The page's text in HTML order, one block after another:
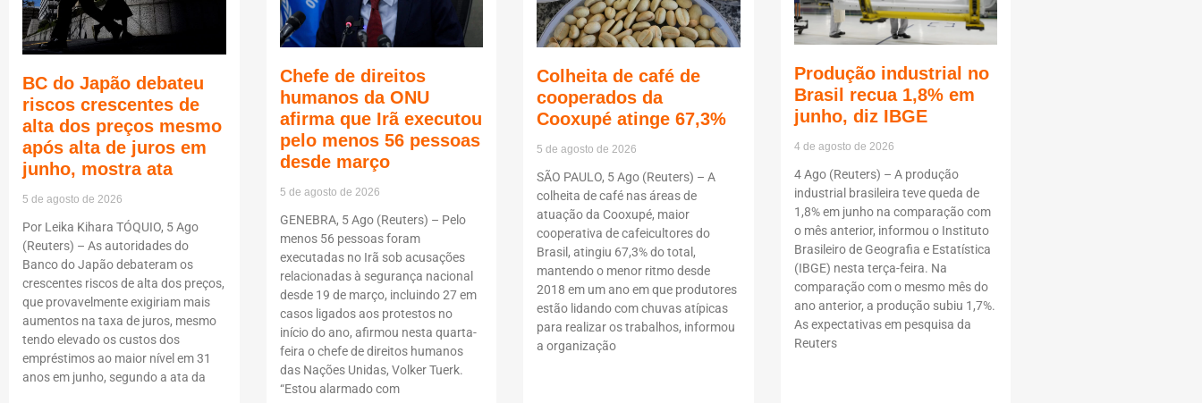
BC do Japão debateu
riscos crescentes de
alta dos preços mesmo
após alta de juros em
junho, mostra ata
5 de agosto de 2026
Por Leika Kihara TÓQUIO, 5 Ago
(Reuters) – As autoridades do
Banco do Japão debateram os
crescentes riscos de alta dos preços,
que provavelmente exigiriam mais
aumentos na taxa de juros, mesmo
tendo elevado os custos dos
empréstimos ao maior nível em 31
anos em junho, segundo a ata da
Chefe de direitos
humanos da ONU
afirma que Irã executou
pelo menos 56 pessoas
desde março
5 de agosto de 2026
GENEBRA, 5 Ago (Reuters) – Pelo
menos 56 pessoas foram
executadas no Irã sob acusações
relacionadas à segurança nacional
desde 19 de março, incluindo 27 em
casos ligados aos protestos no
início do ano, afirmou nesta quarta-
feira o chefe de direitos humanos
das Nações Unidas, Volker Tuerk.
“Estou alarmado com
Colheita de café de
cooperados da
Cooxupé atinge 67,3%
5 de agosto de 2026
SÃO PAULO, 5 Ago (Reuters) – A
colheita de café nas áreas de
atuação da Cooxupé, maior
cooperativa de cafeicultores do
Brasil, atingiu 67,3% do total,
mantendo o menor ritmo desde
2018 em um ano em que produtores
estão lidando com chuvas atípicas
para realizar os trabalhos, informou
a organização
Produção industrial no
Brasil recua 1,8% em
junho, diz IBGE
4 de agosto de 2026
4 Ago (Reuters) – A produção
industrial brasileira teve queda de
1,8% em junho na comparação com
o mês anterior, informou o Instituto
Brasileiro de Geografia e Estatística
(IBGE) nesta terça-feira. Na
comparação com o mesmo mês do
ano anterior, a produção subiu 1,7%.
As expectativas em pesquisa da
Reuters